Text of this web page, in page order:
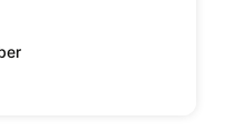
Basgitaar